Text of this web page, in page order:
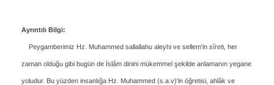
Ayrıntılı Bilgi:
Peygamberimiz Hz. Muhammed sallallahu aleyhi ve sellem'in sîreti, her
zaman olduğu gibi bugün de İslâm dinini mükemmel şekilde anlamanın yegane
yoludur. Bu yüzden insanlığa Hz. Muhammed (s.a.v)'in öğretisi, ahlâk ve